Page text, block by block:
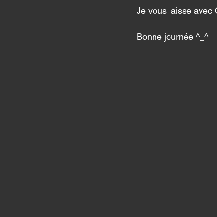
Je vous laisse avec
Bonne journée ^_^